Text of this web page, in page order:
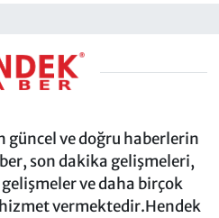
güncel ve doğru haberlerin
son dakika gelişmeleri,
ve daha birçok
vermektedir.Hendek